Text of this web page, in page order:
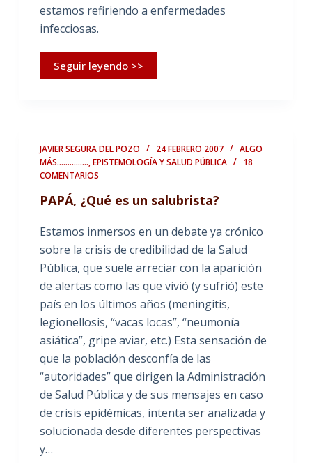
estamos refiriendo a enfermedades
infecciosas.
Seguir leyendo >>
JAVIER SEGURA DEL POZO 24 FEBRERO 2007
ALGO
MÁS...............,EPISTEMOLOGÍA Y SALUD PÚBLICA
18
COMENTARIOS
PAPÁ, ¿Qué es un salubrista?
Estamos inmersos en un debate ya crónico
sobre la crisis de credibilidad de la Salud
Pública, que suele arreciar con la aparición
de alertas como las que vivió (y sufrió) este
país en los últimos años (meningitis,
legionellosis, “vacas locas”, “neumonía
asiática”, gripe aviar, etc.) Esta sensación de
que la población desconfía de las
“autoridades” que dirigen la Administración
de Salud Pública y de sus mensajes en caso
de crisis epidémicas, intenta ser analizada y
solucionada desde diferentes perspectivas
y…